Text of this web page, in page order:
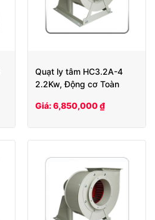
Quạt ly tâm HC3.2A-4
2.2Kw, Động cơ Toàn
Giá: 6,850,000 ₫